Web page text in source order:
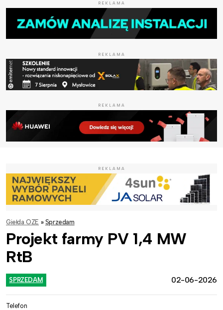
REKLAMA
REKLAMA
REKLAMA
REKLAMA
Giełda OZE » Sprzedam
Projekt farmy PV 1,4 MW
RtB
SPRZEDAM 02-06-2026
Telefon